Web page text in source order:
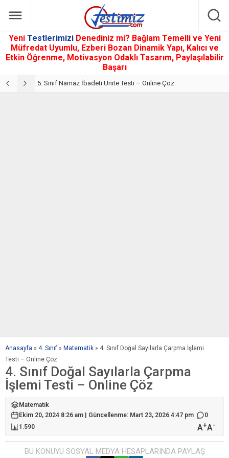
Yeni Testlerimizi Denediniz mi? Bağlam Temelli ve Yeni
Müfredat Uyumlu, Ezberi Bozan Dinamik Yapı, Kalıcı ve
Etkin Öğrenme, Motivasyon Odaklı Tasarım, Paylaşılabilir
Başarı
5. Sınıf Namaz İbadeti Ünite Testi – Online Çöz
Anasayfa » 4. Sınıf » Matematik » 4. Sınıf Doğal Sayılarla Çarpma İşlemi
Testi – Online Çöz
4. Sınıf Doğal Sayılarla Çarpma
İşlemi Testi – Online Çöz
Matematik
Ekim 20, 2024 8:26 am | Güncellenme: Mart 23, 2026 4:47 pm
0
1.590
A+A-
BU KONUYU SOSYAL MEDYA HESAPLARINDA PAYLAŞ